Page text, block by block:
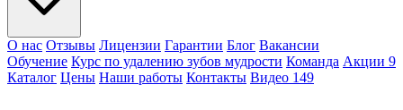
О нас Отзывы Лицензии Гарантии Блог Вакансии
Обучение Курс по удалению зубов мудрости Команда Акции 9
Каталог Цены Наши работы Контакты Видео 149